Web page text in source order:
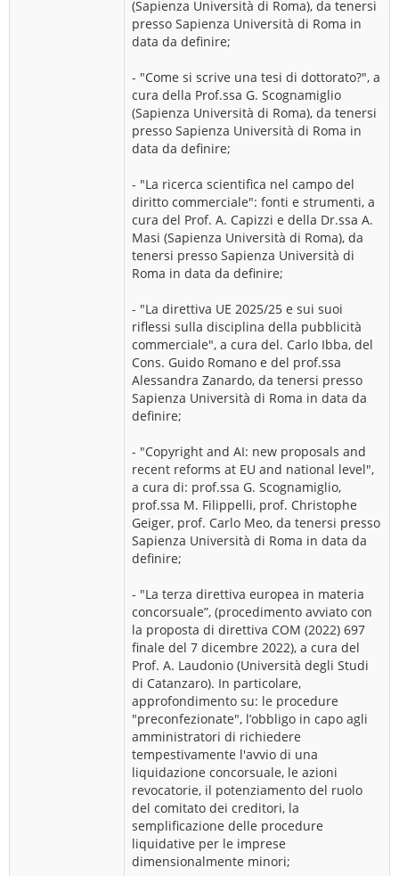
(Sapienza Università di Roma), da tenersi
presso Sapienza Università di Roma in
data da definire;
- "Come si scrive una tesi di dottorato?", a
cura della Prof.ssa G. Scognamiglio
(Sapienza Università di Roma), da tenersi
presso Sapienza Università di Roma in
data da definire;
- "La ricerca scientifica nel campo del
diritto commerciale": fonti e strumenti, a
cura del Prof. A. Capizzi e della Dr.ssa A.
Masi (Sapienza Università di Roma), da
tenersi presso Sapienza Università di
Roma in data da definire;
- "La direttiva UE 2025/25 e sui suoi
riflessi sulla disciplina della pubblicità
commerciale", a cura del. Carlo Ibba, del
Cons. Guido Romano e del prof.ssa
Alessandra Zanardo, da tenersi presso
Sapienza Università di Roma in data da
definire;
- "Copyright and AI: new proposals and
recent reforms at EU and national level",
a cura di: prof.ssa G. Scognamiglio,
prof.ssa M. Filippelli, prof. Christophe
Geiger, prof. Carlo Meo, da tenersi presso
Sapienza Università di Roma in data da
definire;
- "La terza direttiva europea in materia
concorsuale”, (procedimento avviato con
la proposta di direttiva COM (2022) 697
finale del 7 dicembre 2022), a cura del
Prof. A. Laudonio (Università degli Studi
di Catanzaro). In particolare,
approfondimento su: le procedure
"preconfezionate", l’obbligo in capo agli
amministratori di richiedere
tempestivamente l'avvio di una
liquidazione concorsuale, le azioni
revocatorie, il potenziamento del ruolo
del comitato dei creditori, la
semplificazione delle procedure
liquidative per le imprese
dimensionalmente minori;